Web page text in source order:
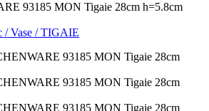
93185 MON Tigaie 28cm h=5.8cm
/Vase /TIGAIE